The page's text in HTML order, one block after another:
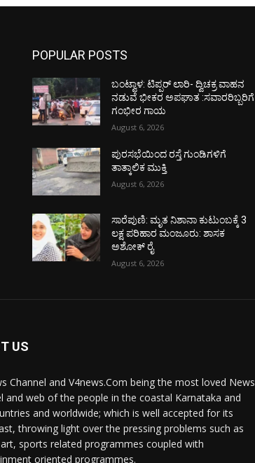
POPULAR POSTS
ಬಂಟ್ವಾಳ: ಟಿಪ್ಪರ್ ಲಾರಿ- ದ್ವಿಚಕ್ರ ವಾಹನ
ನಡುವೆ ಭೀಕರ ಅಪಘಾತ :ಸವಾರರಿಬ್ಬರಿಗೆ
ಗಂಭೀರ ಗಾಯ
August 6, 2026
ಪುರಸಭೆಯಿಂದ ರಸ್ತೆ ಗುಂಡಿಗಳಿಗೆ
ತಾತ್ಕಾಲಿಕ ಮುಕ್ತಿ
August 6, 2026
ಸಾರೆಪುಣಿ: ಮೃತ ನಿಶಾನಾ ಕುಟುಂಬಕ್ಕೆ 3
ಲಕ್ಷ ಪರಿಹಾರ ಮಂಜೂರು: ಶಾಸಕ
ಅಶೋಕ್ ರೈ
August 6, 2026
US
Channel and V4news.Com being the most loved News
and web of the people in the coastal Karnataka and
and worldwide; which is well accepted for its
throwing light over the pressing problems such as
sports related programmes coupled with
oriented programmes.